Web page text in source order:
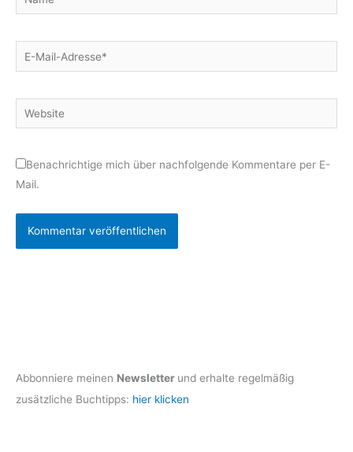
E-
Mail-
Website
Benachrichtige mich über nachfolgende Kommentare per E-
Mail.
Abbonniere meinen Newsletter und erhalte regelmäßig
zusätzliche Buchtipps: hier klicken